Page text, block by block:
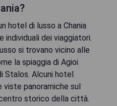
hotel di lusso a Chania
individuali dei viaggiatori.
si trovano vicino alle
la spiaggia di Agioi
Stalos. Alcuni hotel
panoramiche sul
storico della città.